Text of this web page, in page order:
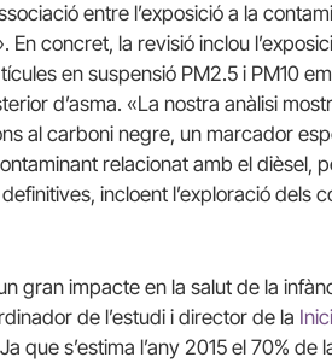
entre l’exposició a la
En concret, la revisió inclou
en suspensió PM2.5 i PM10
d’asma. «La nostra anàlisi
al carboni negre, un marcador
relacionat amb el dièsel,
incloent l’exploració dels
gran impacte en la salut de la
de l’estudi i director de la
que s’estima l’any 2015 el 70%